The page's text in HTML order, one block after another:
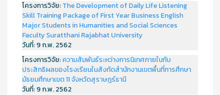
โครงการวิจัย:The Development of Daily Life Listening
Skill Training Package of First Year Business English
Major Students in Humanities and Social Sciences
Faculty Suratthani Rajabhat University
วันที่:9 ก.พ. 2562
โครงการวิจัย:ความสัมพันธ์ระหว่างการนิเทศภายในกับ
ประสิทธิผลของโรงเรียนในสังกัดสำนักงานเขตพื้นที่การศึกษา
มัธยมศึกษาเขต 11 จังหวัดสุราษฎร์ธานี
วันที่:9 ก.พ. 2562